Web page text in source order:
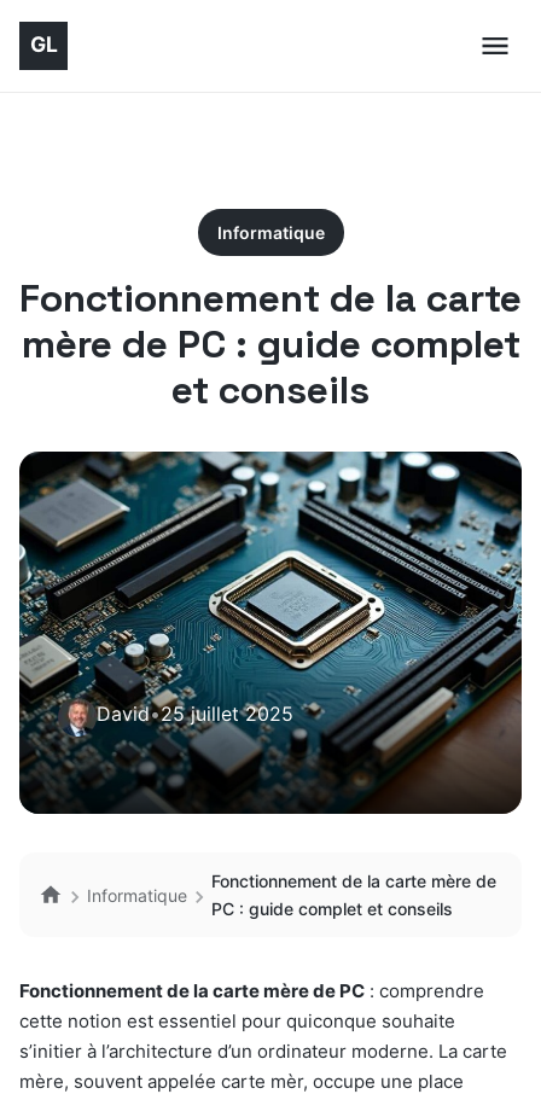
Informatique
Fonctionnement de la carte
mère de PC : guide complet
et conseils
David•25 juillet 2025
Informatique
Fonctionnement de la carte mère de
PC : guide complet et conseils
Fonctionnement de la carte mère de PC : comprendre
cette notion est essentiel pour quiconque souhaite
s’initier à l’architecture d’un ordinateur moderne. La carte
mère, souvent appelée carte mèr, occupe une place